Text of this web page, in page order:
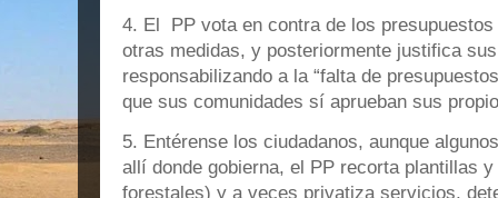
4. El PP vota en contra de los
otras medidas, y posteriormente justifica
responsabilizando a la “falta de
que sus comunidades sí aprueban sus
5. Entérense los ciudadanos, aunque
allí donde gobierna, el PP recorta plantillas
forestales) y a veces privatiza servicios,